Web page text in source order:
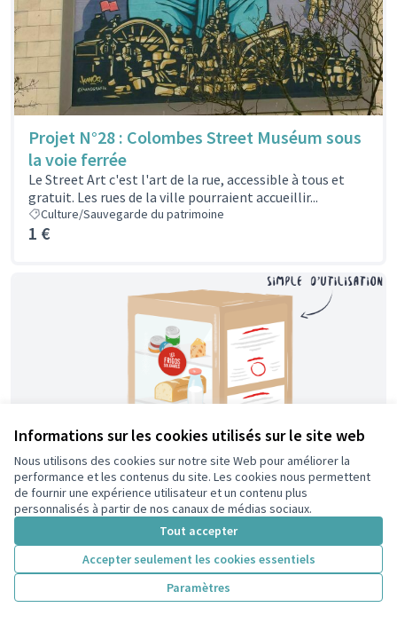
Informations sur les cookies utilisés sur le site web
Nous utilisons des cookies sur notre site Web pour améliorer la
performance et les contenus du site. Les cookies nous permettent
de fournir une expérience utilisateur et un contenu plus
personnalisés à partir de nos canaux de médias sociaux.
Tout accepter
Accepter seulement les cookies essentiels
Paramètres
Projet N°28 : Colombes Street Muséum sous
la voie ferrée
Le Street Art c'est l'art de la rue, accessible à tous et
gratuit. Les rues de la ville pourraient accueillir...
Culture/Sauvegarde du patrimoine
1 €
Projet N°31 : Installation de frigos solidaires
Colombes, ville solidaire ! Votons pour l’installation de